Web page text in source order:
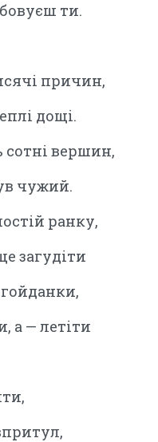
ти.
причин,
дощі.
вершин,
чужий.
ранку,
загудіти
гойданки,
а — летіти